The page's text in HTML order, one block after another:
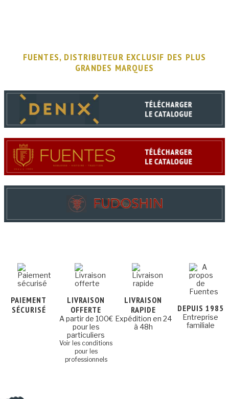
FUENTES, DISTRIBUTEUR EXCLUSIF DES PLUS
GRANDES MARQUES
PAIEMENT
SÉCURISÉ
LIVRAISON
OFFERTE
A partir de 100€
pour les
particuliers
Voir les conditions
pour les
professionnels
LIVRAISON
RAPIDE
Expédition en 24
à 48h
DEPUIS 1985
Entreprise
familiale